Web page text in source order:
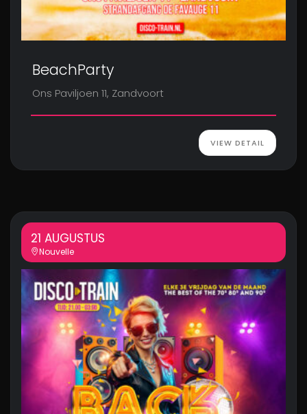
BeachParty
Ons Paviljoen 11, Zandvoort
VIEW DETAIL
21 AUGUSTUS
Nouvelle